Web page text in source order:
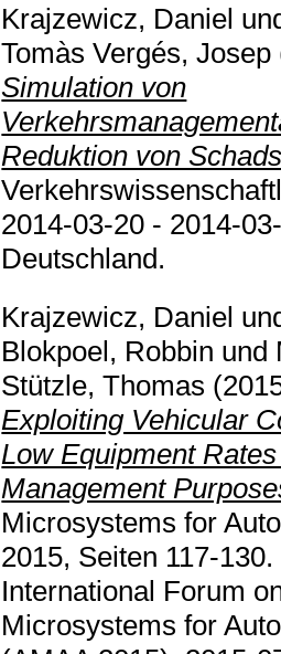
Krajzewicz, Daniel
Tomàs Vergés, Josep
Simulation von
Reduktion von
2014-03-20 - 2014-
Deutschland.
Krajzewicz, Daniel
Blokpoel, Robbin und
Stützle, Thomas
Exploiting Vehicular
Low Equipment
Management
Microsystems for
2015, Seiten 117-
International Forum
Microsystems for